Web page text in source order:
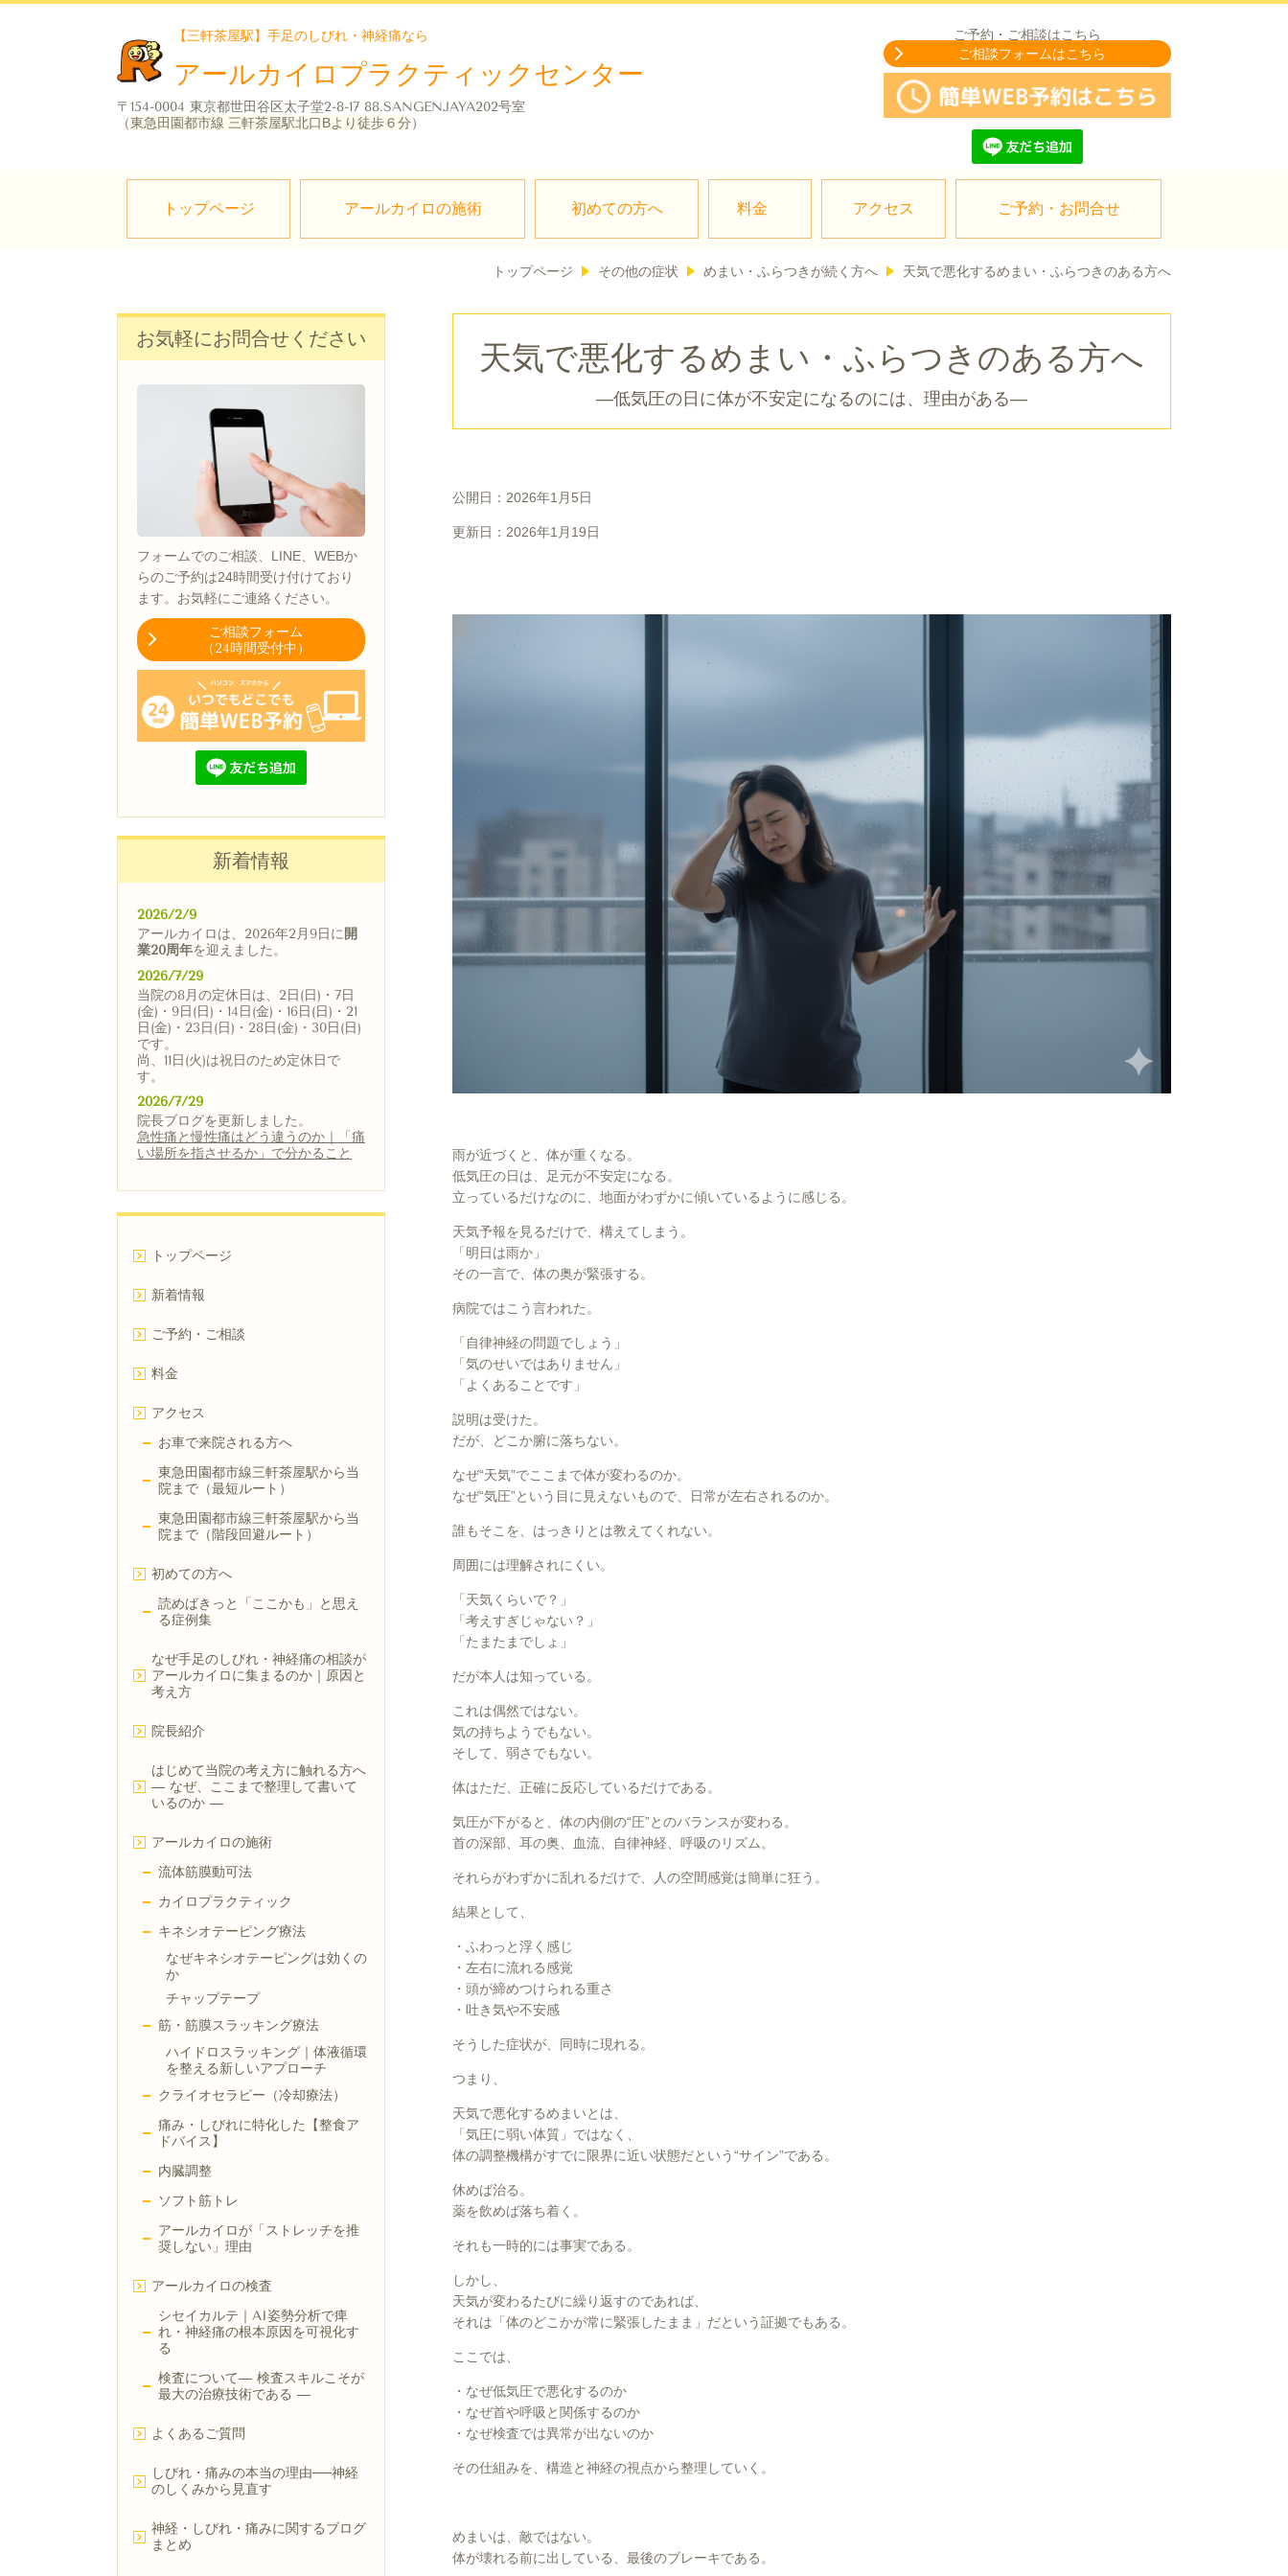
【三軒茶屋駅】手足のしびれ・神経痛なら
アールカイロプラクティックセンター
〒154-0004 東京都世田谷区太子堂2-8-17 88.SANGENJAYA202号室
（東急田園都市線 三軒茶屋駅北口Bより徒歩６分）
ご予約・ご相談はこちら
ご相談フォームはこちら
トップページ アールカイロの施術 初めての方へ 料金 アクセス ご予約・お問合せ
トップページ その他の症状 めまい・ふらつきが続く方へ 天気で悪化するめまい・ふらつきのある方へ
天気で悪化するめまい・ふらつきのある方へ
―低気圧の日に体が不安定になるのには、理由がある―
公開日：2026年1月5日
更新日：2026年1月19日
雨が近づくと、体が重くなる。
低気圧の日は、足元が不安定になる。
立っているだけなのに、地面がわずかに傾いているように感じる。
天気予報を見るだけで、構えてしまう。
「明日は雨か」
その一言で、体の奥が緊張する。
病院ではこう言われた。
「自律神経の問題でしょう」
「気のせいではありません」
「よくあることです」
説明は受けた。
だが、どこか腑に落ちない。
なぜ“天気”でここまで体が変わるのか。
なぜ“気圧”という目に見えないもので、日常が左右されるのか。
誰もそこを、はっきりとは教えてくれない。
周囲には理解されにくい。
「天気くらいで？」
「考えすぎじゃない？」
「たまたまでしょ」
だが本人は知っている。
これは偶然ではない。
気の持ちようでもない。
そして、弱さでもない。
体はただ、正確に反応しているだけである。
気圧が下がると、体の内側の“圧”とのバランスが変わる。
首の深部、耳の奥、血流、自律神経、呼吸のリズム。
それらがわずかに乱れるだけで、人の空間感覚は簡単に狂う。
結果として、
・ふわっと浮く感じ
・左右に流れる感覚
・頭が締めつけられる重さ
・吐き気や不安感
そうした症状が、同時に現れる。
つまり、
天気で悪化するめまいとは、
「気圧に弱い体質」ではなく、
体の調整機構がすでに限界に近い状態だという“サイン”である。
休めば治る。
薬を飲めば落ち着く。
それも一時的には事実である。
しかし、
天気が変わるたびに繰り返すのであれば、
それは「体のどこかが常に緊張したまま」だという証拠でもある。
ここでは、
・なぜ低気圧で悪化するのか
・なぜ首や呼吸と関係するのか
・なぜ検査では異常が出ないのか
その仕組みを、構造と神経の視点から整理していく。
めまいは、敵ではない。
体が壊れる前に出している、最後のブレーキである。
お気軽にお問合せください
フォームでのご相談、LINE、WEBか
らのご予約は24時間受け付けており
ます。お気軽にご連絡ください。
ご相談フォーム
（24時間受付中）
新着情報
2026/2/9
アールカイロは、2026年2月9日に開
業20周年を迎えました。
2026/7/29
当院の8月の定休日は、2日(日)・7日
(金)・9日(日)・14日(金)・16日(日)・21
日(金)・23日(日)・28日(金)・30日(日)
です。
尚、11日(火)は祝日のため定休日で
す。
2026/7/29
院長ブログを更新しました。
急性痛と慢性痛はどう違うのか｜「痛
い場所を指させるか」で分かること
トップページ
新着情報
ご予約・ご相談
料金
アクセス
お車で来院される方へ
東急田園都市線三軒茶屋駅から当
院まで（最短ルート）
東急田園都市線三軒茶屋駅から当
院まで（階段回避ルート）
初めての方へ
読めばきっと「ここかも」と思え
る症例集
なぜ手足のしびれ・神経痛の相談が
アールカイロに集まるのか｜原因と
考え方
院長紹介
はじめて当院の考え方に触れる方へ
― なぜ、ここまで整理して書いて
いるのか ―
アールカイロの施術
流体筋膜動可法
カイロプラクティック
キネシオテーピング療法
なぜキネシオテーピングは効くの
か
チャップテープ
筋・筋膜スラッキング療法
ハイドロスラッキング｜体液循環
を整える新しいアプローチ
クライオセラピー（冷却療法）
痛み・しびれに特化した【整食ア
ドバイス】
内臓調整
ソフト筋トレ
アールカイロが「ストレッチを推
奨しない」理由
アールカイロの検査
シセイカルテ｜AI姿勢分析で痺
れ・神経痛の根本原因を可視化す
る
検査について― 検査スキルこそが
最大の治療技術である ―
よくあるご質問
しびれ・痛みの本当の理由──神経
のしくみから見直す
神経・しびれ・痛みに関するブログ
まとめ